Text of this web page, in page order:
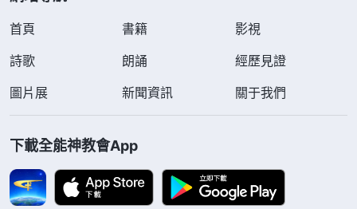
首頁 書籍
影視
詩歌
朗誦
經歷見證
圖片展
新聞資訊 關于我們
下載全能神教會App